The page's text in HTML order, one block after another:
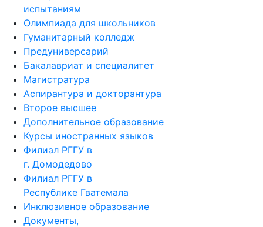
испытаниям
Олимпиада для школьников
Гуманитарный колледж
Предуниверсарий
Бакалавриат и специалитет
Магистратура
Аспирантура и докторантура
Второе высшее
Дополнительное образование
Курсы иностранных языков
Филиал РГГУ в
г. Домодедово
Филиал РГГУ в
Республике Гватемала
Инклюзивное образование
Документы,